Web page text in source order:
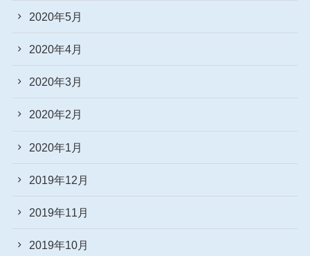
2020年5月
2020年4月
2020年3月
2020年2月
2020年1月
2019年12月
2019年11月
2019年10月